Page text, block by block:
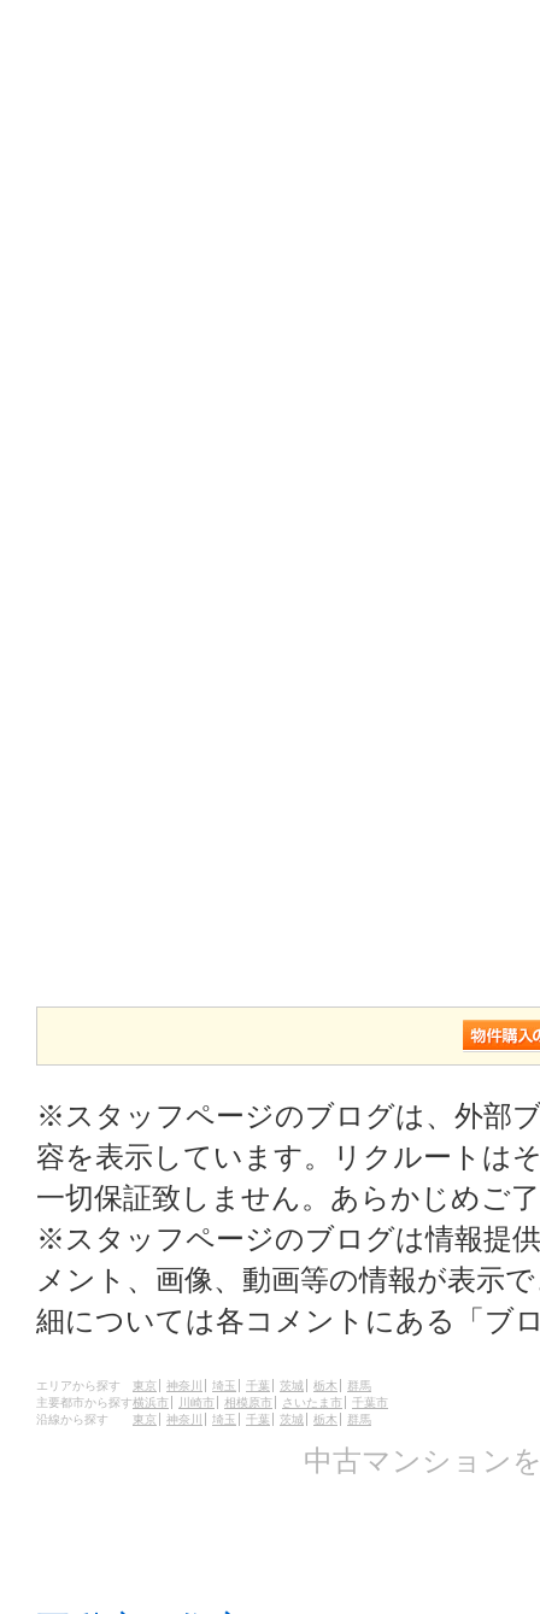
※スタッフページのブログは、外部
容を表示しています。リクルートは
一切保証致しません。あらかじめご
※スタッフページのブログは情報提
メント、画像、動画等の情報が表示
細については各コメントにある「ブ
エリアから探す 東京 神奈川 埼玉 千葉 茨城 栃木
群馬
主要都市から探す横浜市 川崎市 相模原市 さいたま市
千葉市
沿線から探す
東京 神奈川 埼玉 千葉 茨城 栃木 群馬
中古マンション